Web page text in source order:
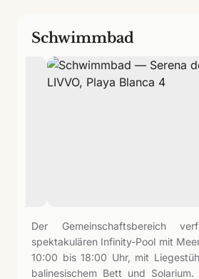
Schwimmbad
Der Gemeinschaftsbereich
spektakulären Infinity-Pool mit
10:00 bis 18:00 Uhr, mit
balinesischem Bett und